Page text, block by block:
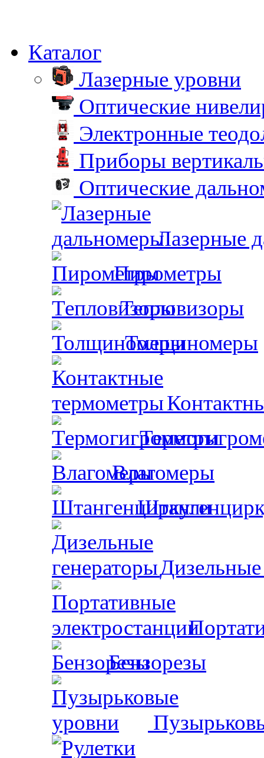
Каталог
Лазерные уровни
Оптические
Электронные
Приборы
Оптические
Лазерные
Пирометры
Тепловизоры
Толщиномеры
Влагомеры
Бензорезы